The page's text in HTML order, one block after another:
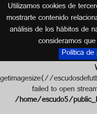
Utilizamos cookies de
mostrarte contenido
análisis de los hábitos de
consideramos
Política
Escudo
getimagesize(//
failed to open
/home/escudo5/